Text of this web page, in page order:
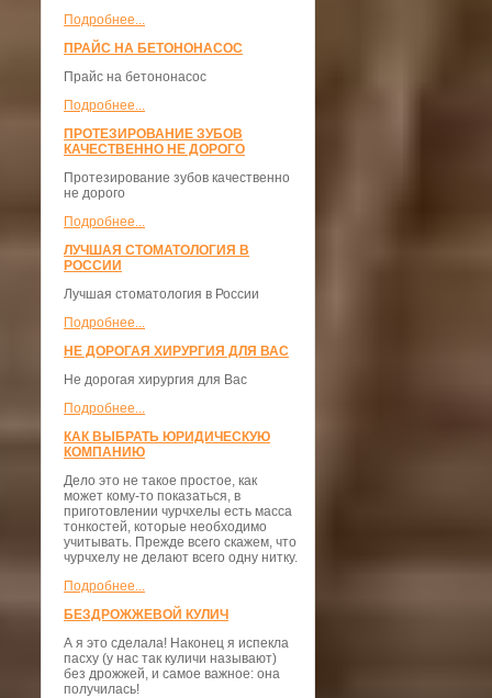
Подробнее...
ПРАЙС НА БЕТОНОНАСОС
Прайс на бетононасос
Подробнее...
ПРОТЕЗИРОВАНИЕ ЗУБОВ
КАЧЕСТВЕННО НЕ ДОРОГО
Протезирование зубов качественно
не дорого
Подробнее...
ЛУЧШАЯ СТОМАТОЛОГИЯ В
РОССИИ
Лучшая стоматология в России
Подробнее...
НЕ ДОРОГАЯ ХИРУРГИЯ ДЛЯ ВАС
Не дорогая хирургия для Вас
Подробнее...
КАК ВЫБРАТЬ ЮРИДИЧЕСКУЮ
КОМПАНИЮ
Дело это не такое простое, как
может кому-то показаться, в
приготовлении чурчхелы есть масса
тонкостей, которые необходимо
учитывать. Прежде всего скажем, что
чурчхелу не делают всего одну нитку.
Подробнее...
БЕЗДРОЖЖЕВОЙ КУЛИЧ
А я это сделала! Наконец я испекла
пасху (у нас так куличи называют)
без дрожжей, и самое важное: она
получилась!